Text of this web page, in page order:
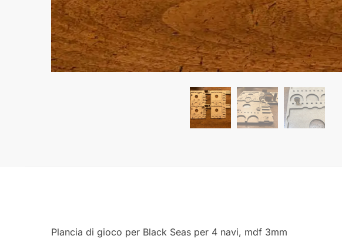
Plancia di gioco per Black Seas per 4 navi, mdf 3mm